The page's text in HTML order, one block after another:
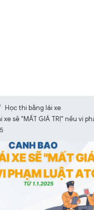
Học thi bằng lái xe
xe sẽ "MẤT GIÁ TRỊ" nếu vi